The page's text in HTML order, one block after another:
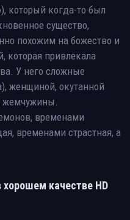
который когда-то был
существо,
похожим на божество и
которая привлекала
У него сложные
женщиной, окутанной
жемчужины.
временами
временами страстная, а
хорошем качестве HD